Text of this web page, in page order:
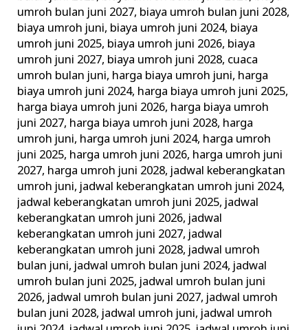
umroh bulan juni 2027, biaya umroh bulan juni 2028,
biaya umroh juni, biaya umroh juni 2024, biaya
umroh juni 2025, biaya umroh juni 2026, biaya
umroh juni 2027, biaya umroh juni 2028, cuaca
umroh bulan juni, harga biaya umroh juni, harga
biaya umroh juni 2024, harga biaya umroh juni 2025,
harga biaya umroh juni 2026, harga biaya umroh
juni 2027, harga biaya umroh juni 2028, harga
umroh juni, harga umroh juni 2024, harga umroh
juni 2025, harga umroh juni 2026, harga umroh juni
2027, harga umroh juni 2028, jadwal keberangkatan
umroh juni, jadwal keberangkatan umroh juni 2024,
jadwal keberangkatan umroh juni 2025, jadwal
keberangkatan umroh juni 2026, jadwal
keberangkatan umroh juni 2027, jadwal
keberangkatan umroh juni 2028, jadwal umroh
bulan juni, jadwal umroh bulan juni 2024, jadwal
umroh bulan juni 2025, jadwal umroh bulan juni
2026, jadwal umroh bulan juni 2027, jadwal umroh
bulan juni 2028, jadwal umroh juni, jadwal umroh